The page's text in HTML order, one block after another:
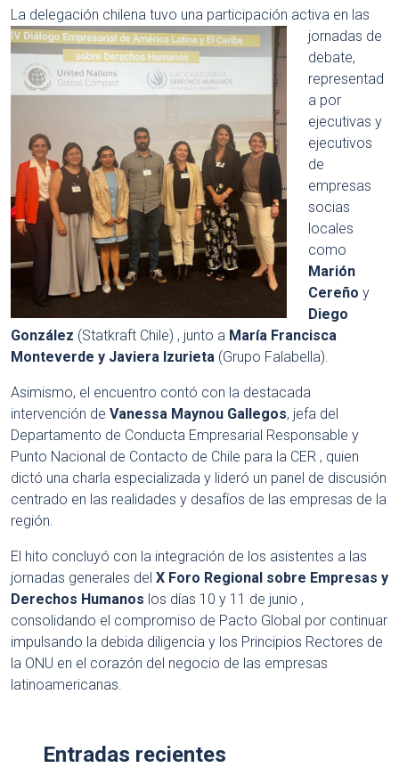
La delegación chilena tuvo una participación activa en las
jornadas de
debate,
representad
a por
ejecutivas y
ejecutivos
de
empresas
socias
locales
como
Marión
Cereño y
Diego
González (Statkraft Chile) , junto a María Francisca
Monteverde y Javiera Izurieta (Grupo Falabella).
Asimismo, el encuentro contó con la destacada
intervención de Vanessa Maynou Gallegos, jefa del
Departamento de Conducta Empresarial Responsable y
Punto Nacional de Contacto de Chile para la CER , quien
dictó una charla especializada y lideró un panel de discusión
centrado en las realidades y desafíos de las empresas de la
región.
El hito concluyó con la integración de los asistentes a las
jornadas generales del X Foro Regional sobre Empresas y
Derechos Humanos los días 10 y 11 de junio ,
consolidando el compromiso de Pacto Global por continuar
impulsando la debida diligencia y los Principios Rectores de
la ONU en el corazón del negocio de las empresas
latinoamericanas.
Entradas recientes